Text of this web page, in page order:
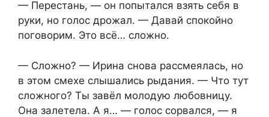
— Перестань, — он попытался взять себя в
руки, но голос дрожал. — Давай спокойно
поговорим. Это всё… сложно.
— Сложно? — Ирина снова рассмеялась, но
в этом смехе слышались рыдания. — Что тут
сложного? Ты завёл молодую любовницу.
Она залетела. А я… — голос сорвался, — я